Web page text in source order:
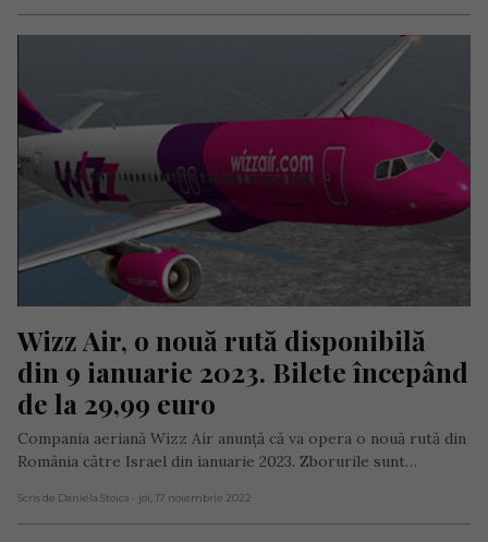
Wizz Air, o nouă rută disponibilă
din 9 ianuarie 2023. Bilete începând
de la 29,99 euro
Compania aeriană Wizz Air anunță că va opera o nouă rută din
România către Israel din ianuarie 2023. Zborurile sunt…
Scris de Daniela Stoica - joi, 17 noiembrie 2022